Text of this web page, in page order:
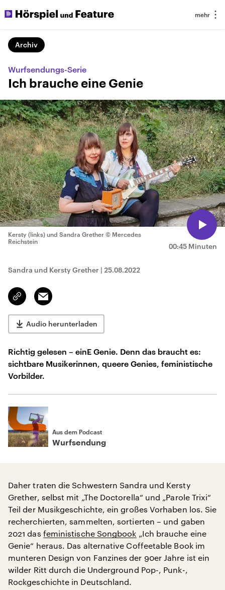
Archiv
Wurfsendungs-Serie
Ich brauche eine Genie
00:45 Minuten
Kersty (links) und Sandra Grether © Mercedes
Reichstein
Sandra und Kersty Grether | 25.08.2022
Link
kopieren/teilen
Email
Audio herunterladen
Richtig gelesen – einE Genie. Denn das braucht es:
sichtbare Musikerinnen, queere Genies, feministische
Vorbilder.
Aus dem Podcast
Wurfsendung
Daher traten die Schwestern Sandra und Kersty
Grether, selbst mit „The Doctorella“ und „Parole Trixi“
Teil der Musikgeschichte, ein großes Vorhaben los. Sie
recherchierten, sammelten, sortierten – und gaben
2021 das feministische Songbook „Ich brauche eine
Genie“ heraus. Das alternative Coffeetable Book im
munteren Design von Fanzines der 90er Jahre ist ein
wilder Ritt durch die Underground Pop-, Punk-,
Rockgeschichte in Deutschland.